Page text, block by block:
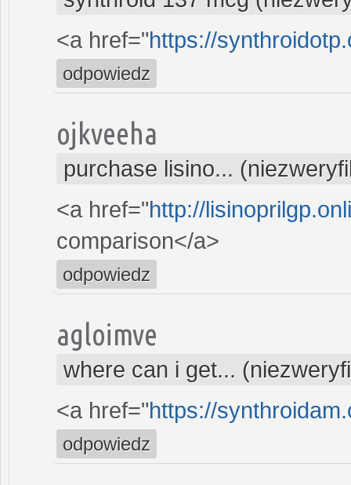
<a href="https://
odpowiedz
ojkveeha
purchase lisino...
<a href="http://
comparison</a>
odpowiedz
agloimve
where can i get...
<a href="https://
odpowiedz